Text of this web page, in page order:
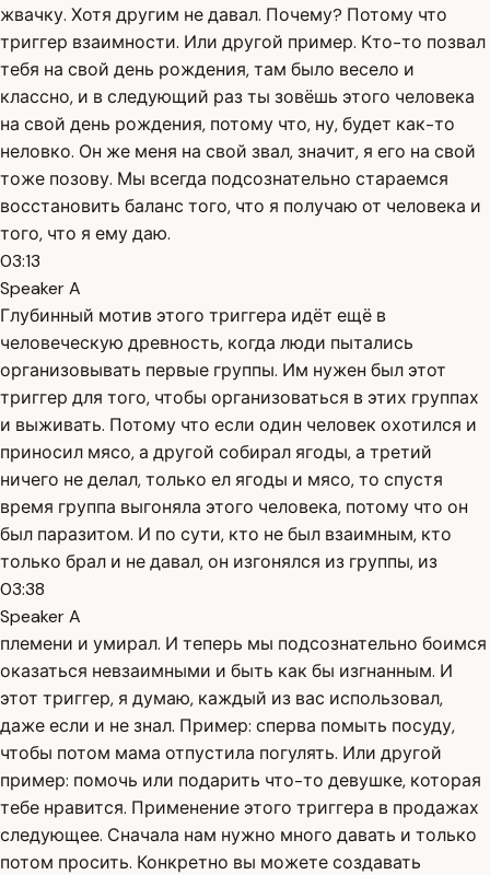
жвачку. Хотя другим не давал. Почему? Потому что
триггер взаимности. Или другой пример. Кто-то позвал
тебя на свой день рождения, там было весело и
классно, и в следующий раз ты зовёшь этого человека
на свой день рождения, потому что, ну, будет как-то
неловко. Он же меня на свой звал, значит, я его на свой
тоже позову. Мы всегда подсознательно стараемся
восстановить баланс того, что я получаю от человека и
того, что я ему даю.
03:13
Speaker A
Глубинный мотив этого триггера идёт ещё в
человеческую древность, когда люди пытались
организовывать первые группы. Им нужен был этот
триггер для того, чтобы организоваться в этих группах
и выживать. Потому что если один человек охотился и
приносил мясо, а другой собирал ягоды, а третий
ничего не делал, только ел ягоды и мясо, то спустя
время группа выгоняла этого человека, потому что он
был паразитом. И по сути, кто не был взаимным, кто
только брал и не давал, он изгонялся из группы, из
03:38
Speaker A
племени и умирал. И теперь мы подсознательно боимся
оказаться невзаимными и быть как бы изгнанным. И
этот триггер, я думаю, каждый из вас использовал,
даже если и не знал. Пример: сперва помыть посуду,
чтобы потом мама отпустила погулять. Или другой
пример: помочь или подарить что-то девушке, которая
тебе нравится. Применение этого триггера в продажах
следующее. Сначала нам нужно много давать и только
потом просить. Конкретно вы можете создавать